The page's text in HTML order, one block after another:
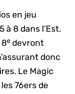
en jeu
8 dans l’Est.
8e devront
donc
Le Magic
76ers de